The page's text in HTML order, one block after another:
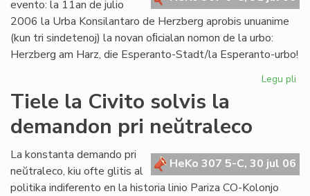
evento: la 11an de julio
2006 la Urba Konsilantaro de Herzberg aprobis unuanime
(kun tri sindetenoj) la novan oﬁcialan nomon de la urbo:
Herzberg am Harz, die Esperanto-Stadt/la Esperanto-urbo!
Legu pli
Tiele la Civito solvis la
demandon pri neŭtraleco
HeKo 307 5-C, 30 jul 06
La konstanta demando pri
neŭtraleco, kiu ofte glitis al
politika indiferento en la historia linio Pariza CO-Kolonjo